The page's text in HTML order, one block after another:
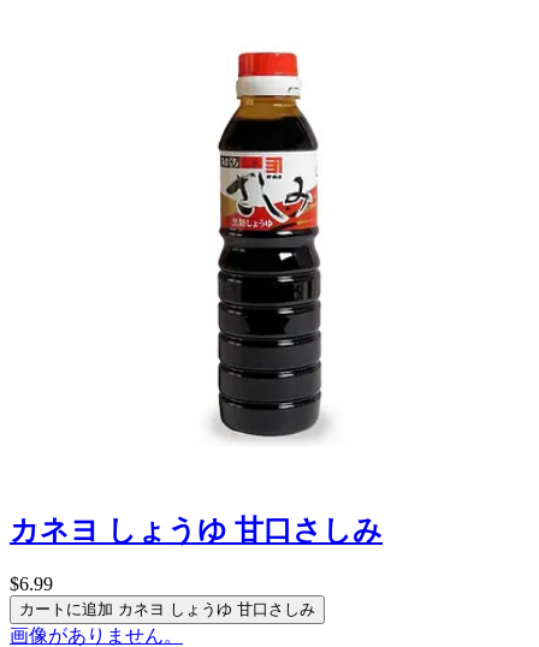
カネヨ しょうゆ 甘口さしみ
$6.99
カートに追加 カネヨ しょうゆ 甘口さしみ
画像がありません。